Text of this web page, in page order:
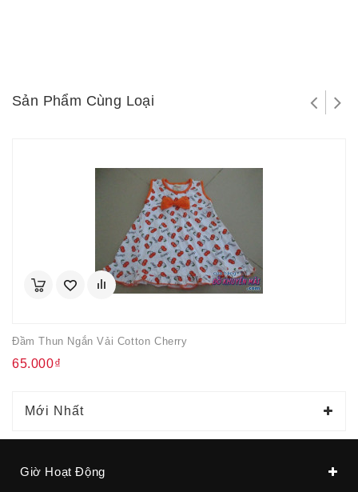
Sản Phẩm Cùng Loại
Đầm Thun Ngắn Vải Cotton Cherry
65.000₫
Mới Nhất
Giờ Hoạt Động